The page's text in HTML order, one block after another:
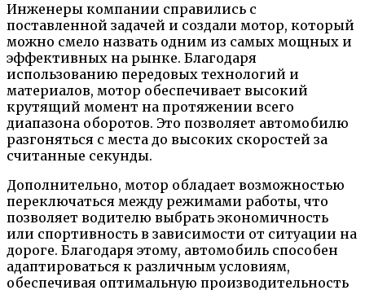
Инженеры компании справились с
поставленной задачей и создали мотор, который
можно смело назвать одним из самых мощных и
эффективных на рынке. Благодаря
использованию передовых технологий и
материалов, мотор обеспечивает высокий
крутящий момент на протяжении всего
диапазона оборотов. Это позволяет автомобилю
разгоняться с места до высоких скоростей за
считанные секунды.
Дополнительно, мотор обладает возможностью
переключаться между режимами работы, что
позволяет водителю выбрать экономичность
или спортивность в зависимости от ситуации на
дороге. Благодаря этому, автомобиль способен
адаптироваться к различным условиям,
обеспечивая оптимальную производительность